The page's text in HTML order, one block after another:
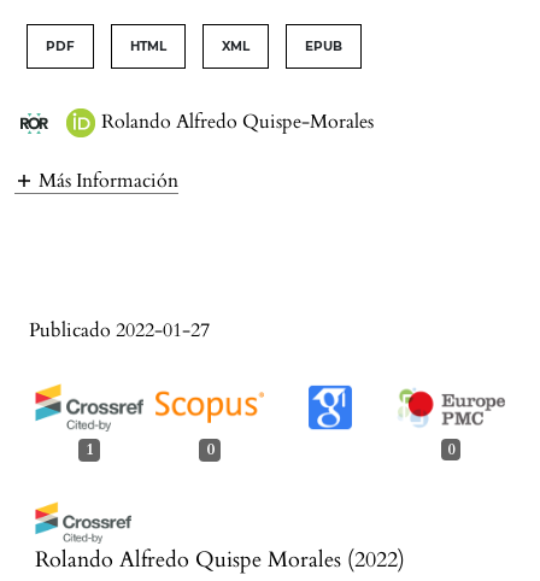
PDF HTML XML EPUB
Rolando Alfredo Quispe-Morales
Más Información
Publicado 2022-01-27
1 0 0
Rolando Alfredo Quispe Morales (2022)